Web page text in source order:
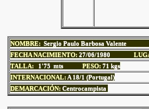
NOMBRE: Sergio Paulo Barbosa
FECHA NACIMIENTO: 27/06/1980
TALLA: 1'75 mts PESO: 71 kgs
INTERNACIONAL: A 18/1 (Portugal)
DEMARCACIÓN: Centrocampista